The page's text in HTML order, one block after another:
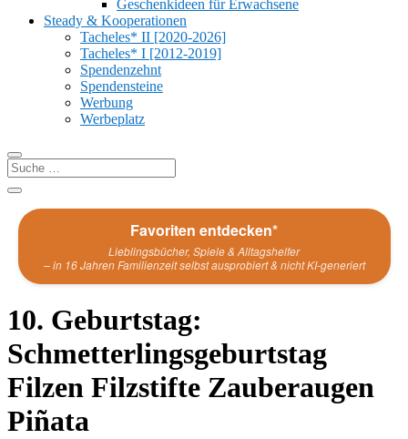
Geschenkideen für Erwachsene
Steady & Kooperationen
Tacheles* II [2020-2026]
Tacheles* I [2012-2019]
Spendenzehnt
Spendensteine
Werbung
Werbeplatz
Favoriten entdecken*
Lieblingsbücher, Spiele & Alltagshelfer
– in 16 Jahren Familienzeit selbst ausprobiert & nicht KI-generiert
10. Geburtstag:
Schmetterlingsgeburtstag
Filzen Filzstifte Zauberaugen
Piñata